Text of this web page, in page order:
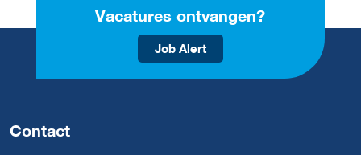
Vacatures ontvangen?
Job Alert
Contact